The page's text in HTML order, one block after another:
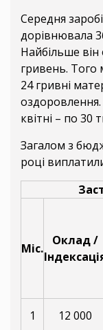
Середня
дорівнювала
Найбільше він
гривень. Того
24 гривні
квітні – по 30
Загалом з
році
Міс.
Оклад /
1 12 000